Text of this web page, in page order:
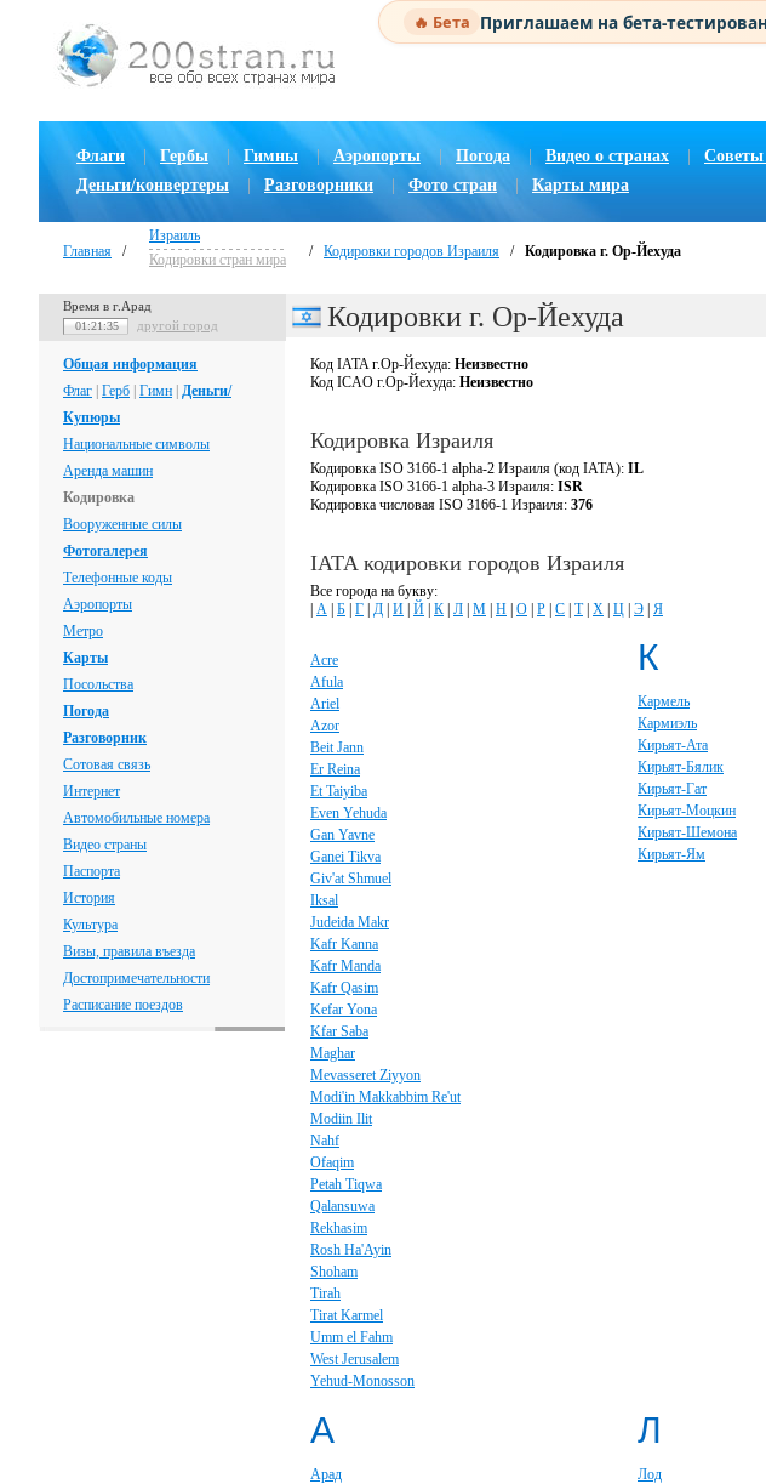
🔥 Бета Приглашаем на бета-
Флаги Гербы Гимны | Аэропорты Погода | Видео о странах
Советы
Деньги/конвертеры
Разговорники Фото стран Карты мира
Главная /
Израиль
Кодировки стран мира
/ Кодировки городов Израиля / Кодировка г. Ор-Йехуда
Время в г.Арад
01:21:36 другой город
Общая информация
Флаг Герб Гимн Деньги/
Купюры
Национальные символы
Аренда машин
Кодировка
Вооруженные силы
Фотогалерея
Телефонные коды
Аэропорты
Метро
Карты
Посольства
Погода
Разговорник
Сотовая связь
Интернет
Автомобильные номера
Видео страны
Паспорта
История
Культура
Визы, правила въезда
Достопримечательности
Расписание поездов
Кодировки г. Ор-Йехуда
Код IATA г.Ор-Йехуда: Неизвестно
Код ICAO г.Ор-Йехуда: Неизвестно
Кодировка Израиля
Кодировка ISO 3166-1 alpha-2 Израиля (код IATA): IL
Кодировка ISO 3166-1 alpha-3 Израиля: ISR
Кодировка числовая ISO 3166-1 Израиля: 376
IATA кодировки городов Израиля
Все города на букву:
А Б Г Д И Й К Л М Н О Р С Т| Х Ц Э Я
Acre
Afula
Ariel
Azor
Beit Jann
Er Reina
Et Taiyiba
Even Yehuda
Gan Yavne
Ganei Tikva
Giv'at Shmuel
Iksal
Judeida Makr
Kafr Kanna
Kafr Manda
Kafr Qasim
Kefar Yona
Kfar Saba
Maghar
Mevasseret Ziyyon
Modi'in Makkabbim Re'ut
Modiin Ilit
Nahf
Ofaqim
Petah Tiqwa
Qalansuwa
Rekhasim
Rosh Ha'Ayin
Shoham
Tirah
Tirat Karmel
Umm el Fahm
West Jerusalem
Yehud-Monosson
К
Кармель
Кармиэль
Кирьят-Ата
Кирьят-Бялик
Кирьят-Гат
Кирьят-Моцкин
Кирьят-Шемона
Кирьят-Ям
А
Арад
Л
Лод